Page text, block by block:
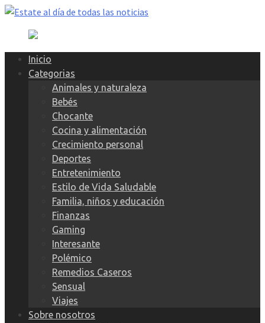
Skip
content
Inicio
Categorias
Animales y naturaleza
Bebés
Chocante
Cocina y alimentación
Crecimiento personal
Deportes
Entretenimiento
Estilo de Vida Saludable
Familia, niños y educación
Finanzas
Gaming
Interesante
Polémico
Remedios Caseros
Sensual
Viajes
Sobre nosotros